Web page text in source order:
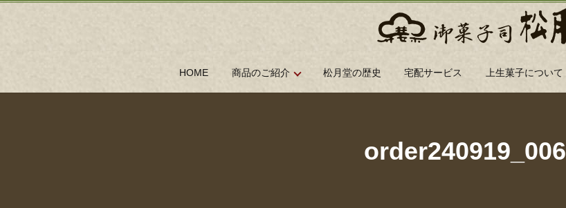
HOME 商品のご紹介 松月堂の歴史 宅配サービス 上生菓子について
order240919_006